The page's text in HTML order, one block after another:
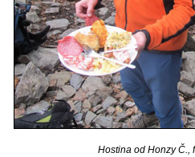
Hostina od Honzy Č.,